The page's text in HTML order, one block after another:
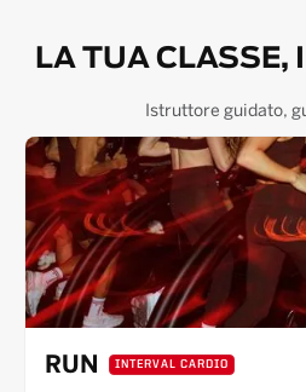
LA TUA CLASSE,
Istruttore guidato,
RUN INTERVAL CARDIO